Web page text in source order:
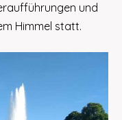
und
Himmel statt.